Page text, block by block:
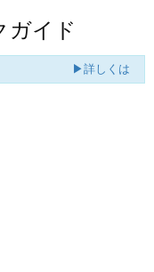
ガイド
▶詳しくは